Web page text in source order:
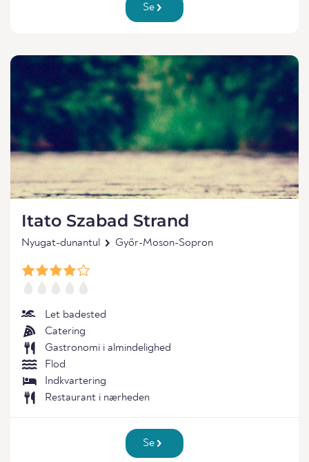
Se
Itato Szabad Strand
Nyugat-dunantul Győr-Moson-Sopron
Let badested
Catering
Gastronomi i almindelighed
Flod
Indkvartering
Restaurant i nærheden
Se